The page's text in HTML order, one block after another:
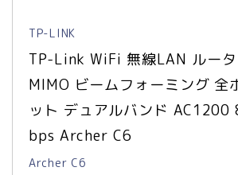
TP-LINK
TP-Link WiFi 無線LAN ルー
MIMO ビームフォーミング 全
ット デュアルバンド
bps Archer C6
Archer C6